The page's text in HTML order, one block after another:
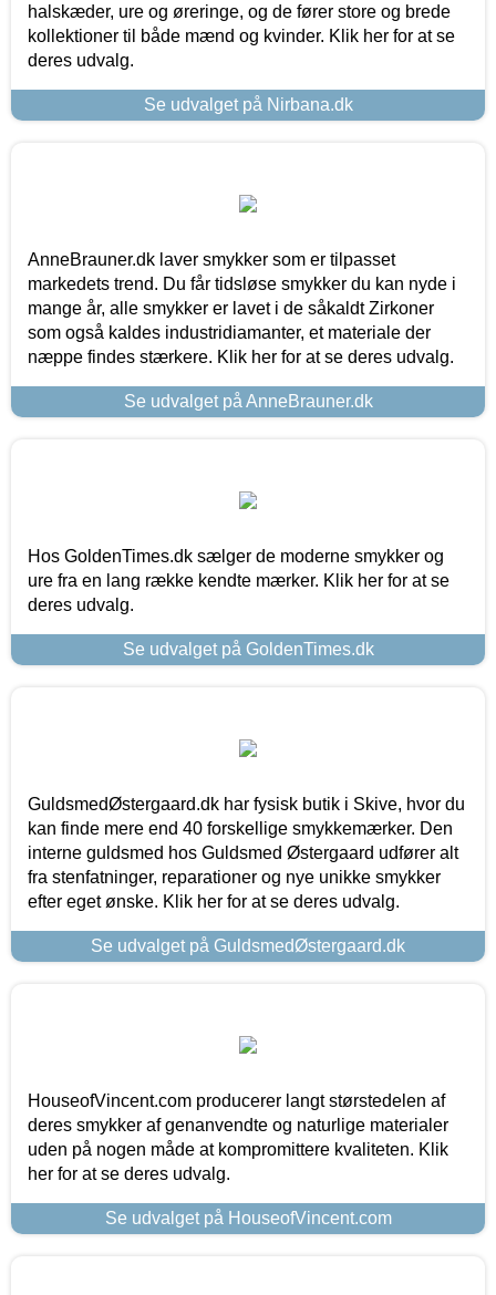
halskæder, ure og øreringe, og de fører store og brede
kollektioner til både mænd og kvinder. Klik her for at se
deres udvalg.
Se udvalget på Nirbana.dk
AnneBrauner.dk laver smykker som er tilpasset
markedets trend. Du får tidsløse smykker du kan nyde i
mange år, alle smykker er lavet i de såkaldt Zirkoner
som også kaldes industridiamanter, et materiale der
næppe findes stærkere. Klik her for at se deres udvalg.
Se udvalget på AnneBrauner.dk
Hos GoldenTimes.dk sælger de moderne smykker og
ure fra en lang række kendte mærker. Klik her for at se
deres udvalg.
Se udvalget på GoldenTimes.dk
GuldsmedØstergaard.dk har fysisk butik i Skive, hvor du
kan finde mere end 40 forskellige smykkemærker. Den
interne guldsmed hos Guldsmed Østergaard udfører alt
fra stenfatninger, reparationer og nye unikke smykker
efter eget ønske. Klik her for at se deres udvalg.
Se udvalget på GuldsmedØstergaard.dk
HouseofVincent.com producerer langt størstedelen af
deres smykker af genanvendte og naturlige materialer
uden på nogen måde at kompromittere kvaliteten. Klik
her for at se deres udvalg.
Se udvalget på HouseofVincent.com